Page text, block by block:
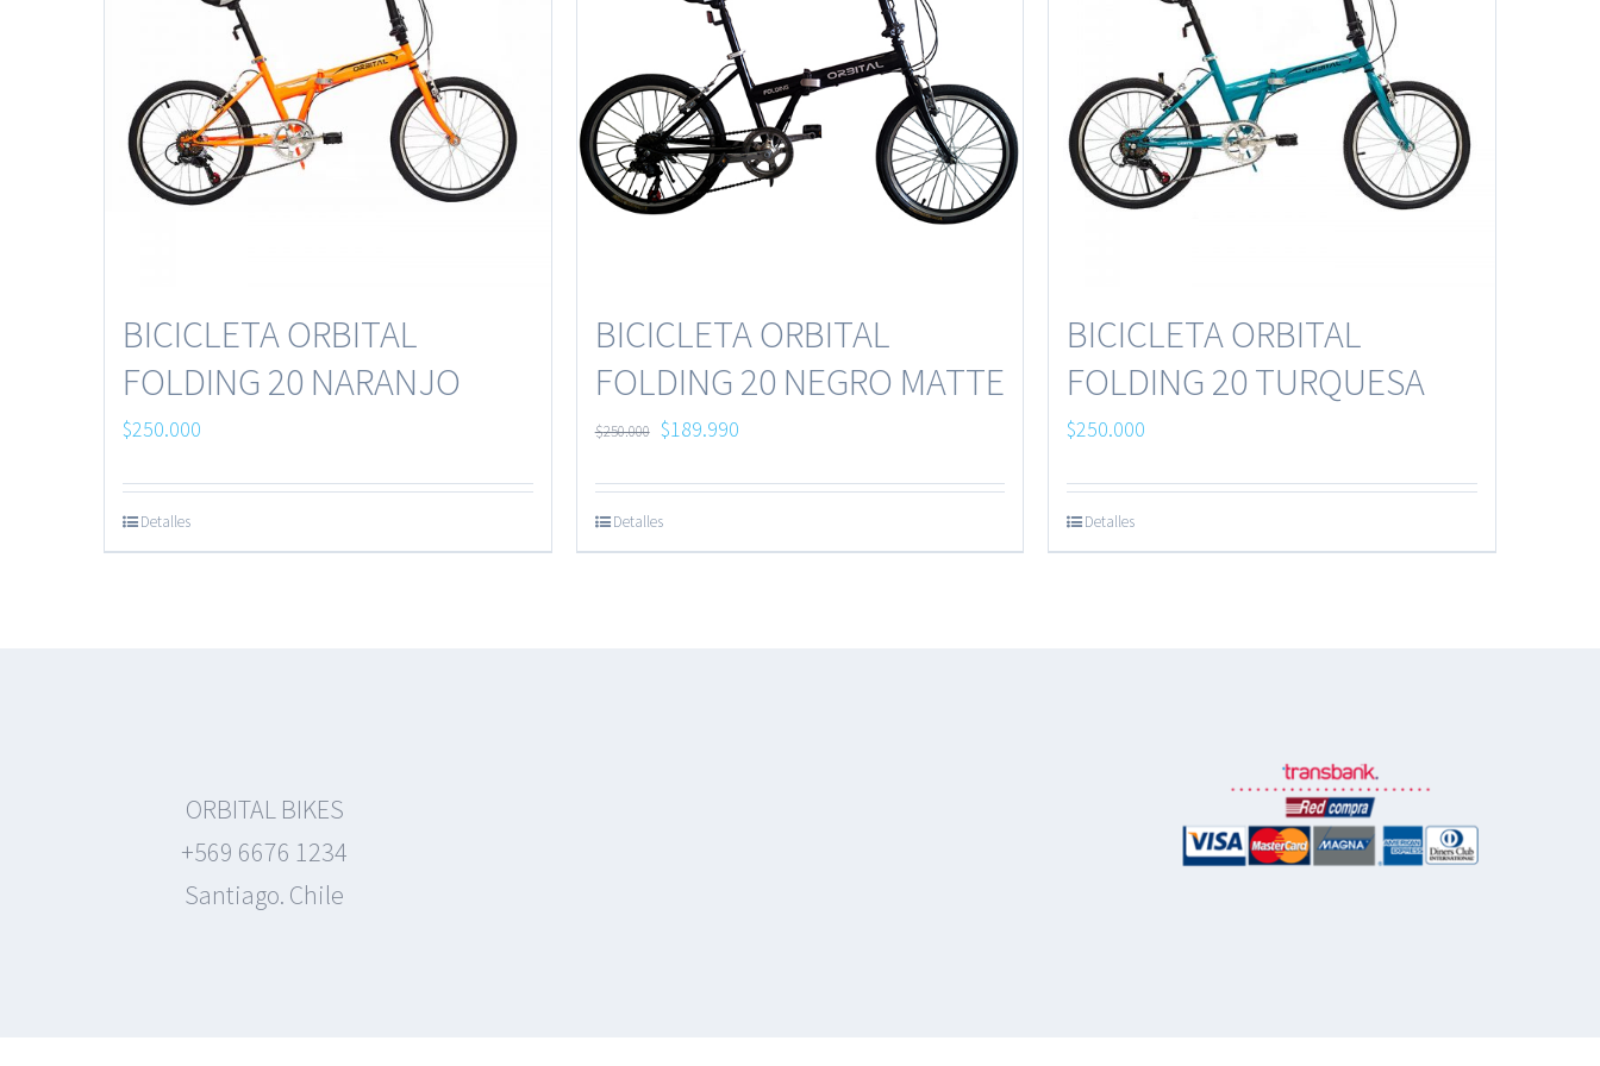
BICICLETA ORBITAL
FOLDING 20 NARANJO
$250.000
Detalles
BICICLETA ORBITAL
FOLDING 20 NEGRO MATTE
$250.000 $189.990
Detalles
BICICLETA ORBITAL
FOLDING 20 TURQUESA
$250.000
Detalles
ORBITAL BIKES
+569 6676 1234
Santiago. Chile